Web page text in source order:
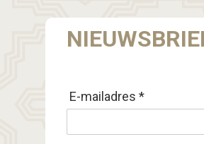
E-mailadres *